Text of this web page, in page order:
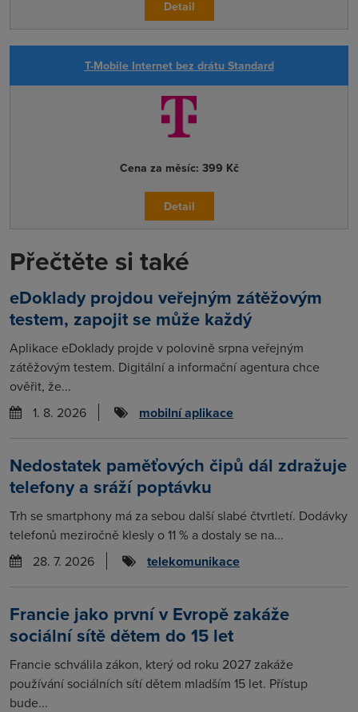
Detail
T-Mobile Internet bez drátu Standard
Cena za měsíc: 399 Kč
Detail
Přečtěte si také
eDoklady projdou veřejným zátěžovým
testem, zapojit se může každý
Aplikace eDoklady projde v polovině srpna veřejným
zátěžovým testem. Digitální a informační agentura chce
ověřit, že...
1. 8. 2026
mobilní aplikace
Nedostatek paměťových čipů dál zdražuje
telefony a sráží poptávku
Trh se smartphony má za sebou další slabé čtvrtletí. Dodávky
telefonů meziročně klesly o 11 % a dostaly se na...
28. 7. 2026
telekomunikace
Francie jako první v Evropě zakáže
sociální sítě dětem do 15 let
Francie schválila zákon, který od roku 2027 zakáže
používání sociálních sítí dětem mladším 15 let. Přístup
bude...